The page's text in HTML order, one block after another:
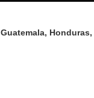
Guatemala,